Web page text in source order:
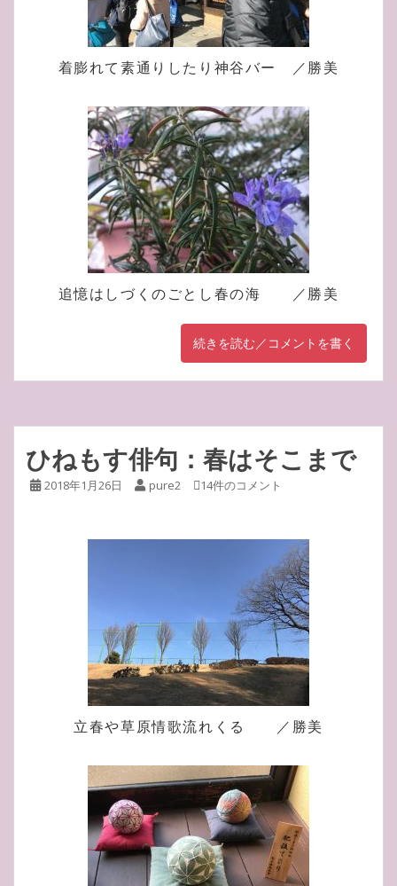
着膨れて素通りしたり神谷バー ／勝美
追憶はしづくのごとし春の海 ／勝美
続きを読む／コメントを書く
ひねもす俳句：春はそこまで
2018年1月26日 pure2 14件のコメント
立春や草原情歌流れくる ／勝美